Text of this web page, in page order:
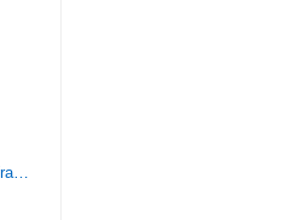
Whiskey Haran 12 años Traditional. 700 ml